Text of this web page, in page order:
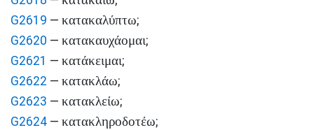
G2619 — κατακαλύπτω;
G2620 — κατακαυχάομαι;
G2621 — κατάκειμαι;
G2622 — κατακλάω;
G2623 — κατακλείω;
G2624 — κατακληροδοτέω;